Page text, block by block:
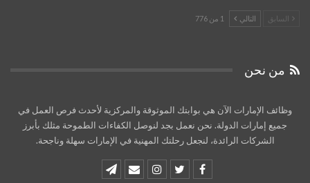
السابق التالي 1 من 776
من نحن
وظائف الإمارات الآن هي بوابتك الموثوقة والمركزية لأحدث فرص العمل في
جميع إمارات الدولة. نحن نعمل بجد لنوصل الكفاءات الطموحة مثلك بأبرز
الشركات الرائدة، لنجعل رحلتك المهنية في الإمارات سهلة وناجحة.